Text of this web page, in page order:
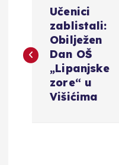
v
Učenici
zablistali:
Obilježen
Dan OŠ
„Lipanjske
zore“ u
Višićima